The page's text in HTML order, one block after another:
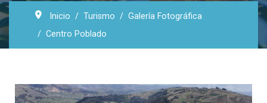
Inicio Turismo
Galería Fotográfica
Centro Poblado